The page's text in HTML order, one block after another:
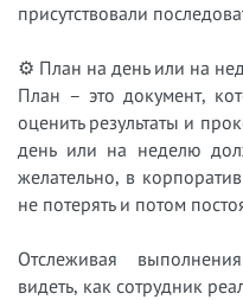
присутствовали
⚙ План на день или на
План – это документ,
оценить результаты и
день или на неделю
желательно, в
не потерять и потом
Отслеживая
видеть, как сотрудник